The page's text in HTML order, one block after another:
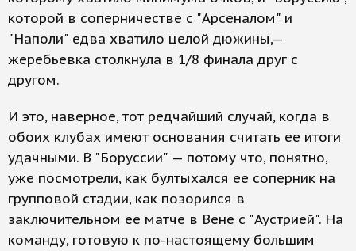
которой в соперничестве с "Арсеналом" и
"Наполи" едва хватило целой дюжины,—
жеребьевка столкнула в 1/8 финала друг с
другом.
И это, наверное, тот редчайший случай, когда в
обоих клубах имеют основания считать ее итоги
удачными. В "Боруссии" — потому что, понятно,
уже посмотрели, как бултыхался ее соперник на
групповой стадии, как позорился в
заключительном ее матче в Вене с "Аустрией". На
команду, готовую к по-настоящему большим